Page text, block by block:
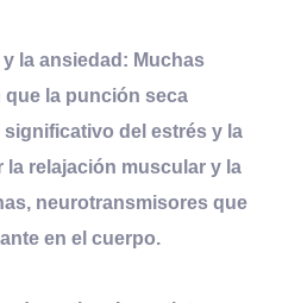
la ansiedad: Muchas
la punción seca
del estrés y la
la relajación muscular y la
neurotransmisores que
en el cuerpo.